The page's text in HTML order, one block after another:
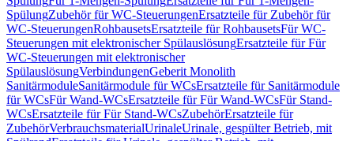
SpülungZubehör für WC-SteuerungenErsatzteile für Zubehör für
WC-SteuerungenRohbausetsErsatzteile für RohbausetsFür WC-
Steuerungen mit elektronischer SpülauslösungErsatzteile für Für
WC-Steuerungen mit elektronischer
SpülauslösungVerbindungenGeberit Monolith
SanitärmoduleSanitärmodule für WCsErsatzteile für Sanitärmodule
für WCsFür Wand-WCsErsatzteile für Für Wand-WCsFür Stand-
WCsErsatzteile für Für Stand-WCsZubehörErsatzteile für
ZubehörVerbrauchsmaterialUrinaleUrinale, gespülter Betrieb, mit